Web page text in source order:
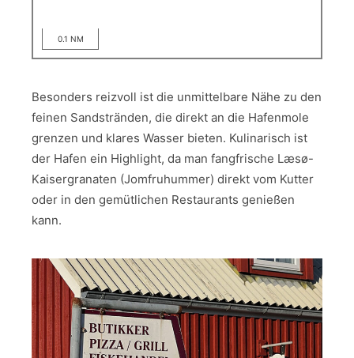
0.1 NM
Besonders reizvoll ist die unmittelbare Nähe zu den
feinen Sandstränden, die direkt an die Hafenmole
grenzen und klares Wasser bieten. Kulinarisch ist
der Hafen ein Highlight, da man fangfrische Læsø-
Kaisergranaten (Jomfruhummer) direkt vom Kutter
oder in den gemütlichen Restaurants genießen
kann.